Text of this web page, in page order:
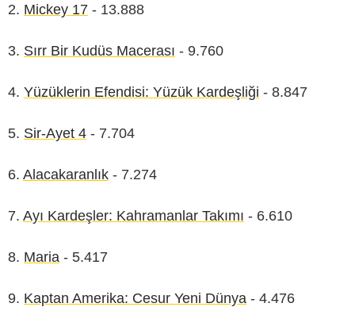
2. Mickey 17 - 13.888
3. Sırr Bir Kudüs Macerası - 9.760
4. Yüzüklerin Efendisi: Yüzük Kardeşliği - 8.847
5. Sir-Ayet 4 - 7.704
6. Alacakaranlık - 7.274
7. Ayı Kardeşler: Kahramanlar Takımı - 6.610
8. Maria - 5.417
9. Kaptan Amerika: Cesur Yeni Dünya - 4.476